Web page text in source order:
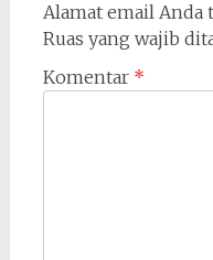
Alamat email Anda
Ruas yang wajib
Komentar *